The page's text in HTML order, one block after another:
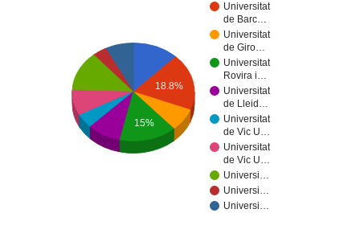
Universitat
de Barc…
Universitat
de Giro…
Universitat
Rovira i…
Universitat
de Lleid…
Universitat
de Vic U…
Universitat
de Vic U…
Universi…
Universi…
Universi…
18.8%
15%